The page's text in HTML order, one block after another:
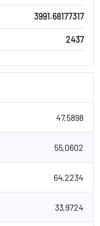
3991.68177317
2437
47,5898
55,0602
64,2234
33,9724